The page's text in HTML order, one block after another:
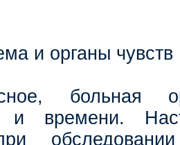
и органы чувств
больная
и времени.